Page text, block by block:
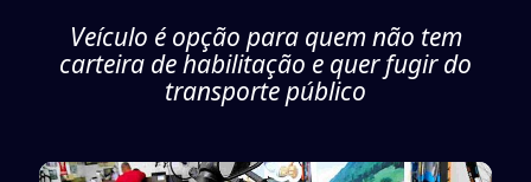
Veículo é opção para quem não tem
carteira de habilitação e quer fugir do
transporte público